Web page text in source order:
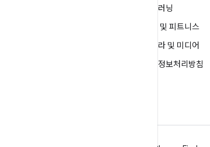
머신러닝
건강 및 피트니스
카메라 및 미디어
개인정보처리방침